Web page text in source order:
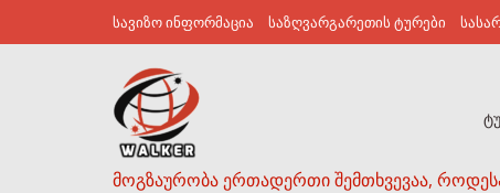
სავიზო ინფორმაცია საზღვარგარეთის ტურები
მოგზაურობა ერთადერთი შემთხვევაა,